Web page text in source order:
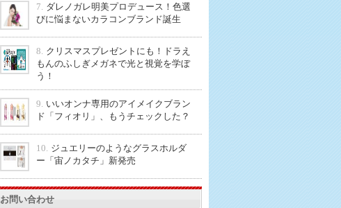
7. ダレノガレ明美プロデュース！色選
びに悩まないカラコンブランド誕生
8. クリスマスプレゼントにも！ドラえ
もんのふしぎメガネで光と視覚を学ぼ
う！
9. いいオンナ専用のアイメイクブラン
ド「フィオリ」、もうチェックした？
10. ジュエリーのようなグラスホルダ
ー「宙ノカタチ」新発売
お問い合わせ